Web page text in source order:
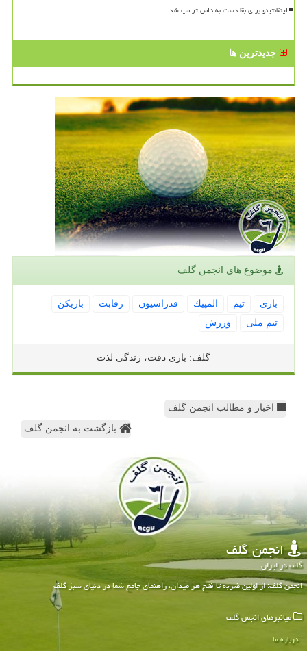
اینفانتینو برای بقا دست به دامن ترامپ شد
جدیدترین ها
موضوع های انجمن گلف
بازی تیم المپیك فدراسیون رقابت
بازیكن
تیم ملی
ورزش
گلف: بازی دقت، زندگی لذت
اخبار و مطالب انجمن گلف
بازگشت به انجمن گلف
انجمن گلف
گلف در ایران
انجمن گلف: از اولین ضربه تا فتح هر میدان، راهنمای جامع شما در دنیای سبز گلف
میانبرهای انجمن گلف
درباره ما